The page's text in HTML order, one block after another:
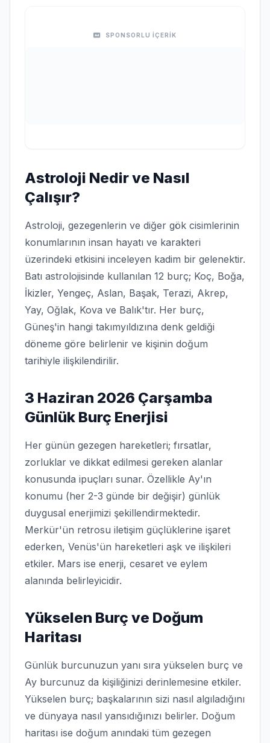
SPONSORLU İÇERİK
Astroloji Nedir ve Nasıl
Çalışır?
Astroloji, gezegenlerin ve diğer gök cisimlerinin
konumlarının insan hayatı ve karakteri
üzerindeki etkisini inceleyen kadim bir gelenektir.
Batı astrolojisinde kullanılan 12 burç; Koç, Boğa,
İkizler, Yengeç, Aslan, Başak, Terazi, Akrep,
Yay, Oğlak, Kova ve Balık'tır. Her burç,
Güneş'in hangi takımyıldızına denk geldiği
döneme göre belirlenir ve kişinin doğum
tarihiyle ilişkilendirilir.
3 Haziran 2026 Çarşamba
Günlük Burç Enerjisi
Her günün gezegen hareketleri; fırsatlar,
zorluklar ve dikkat edilmesi gereken alanlar
konusunda ipuçları sunar. Özellikle Ay'ın
konumu (her 2-3 günde bir değişir) günlük
duygusal enerjimizi şekillendirmektedir.
Merkür'ün retrosu iletişim güçlüklerine işaret
ederken, Venüs'ün hareketleri aşk ve ilişkileri
etkiler. Mars ise enerji, cesaret ve eylem
alanında belirleyicidir.
Yükselen Burç ve Doğum
Haritası
Günlük burcunuzun yanı sıra yükselen burç ve
Ay burcunuz da kişiliğinizi derinlemesine etkiler.
Yükselen burç; başkalarının sizi nasıl algıladığını
ve dünyaya nasıl yansıdığınızı belirler. Doğum
haritası ise doğum anındaki tüm gezegen